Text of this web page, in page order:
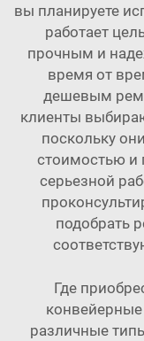
вы планируете
работает
прочным и
время от
дешевым
клиенты
поскольку
стоимостью и
серьезной
подобрать
Где
различные